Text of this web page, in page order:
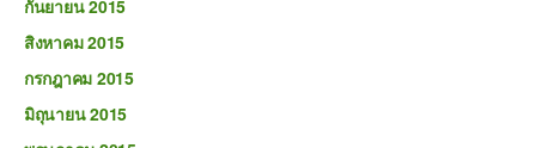
กันยายน 2015
สิงหาคม 2015
กรกฎาคม 2015
มิถุนายน 2015